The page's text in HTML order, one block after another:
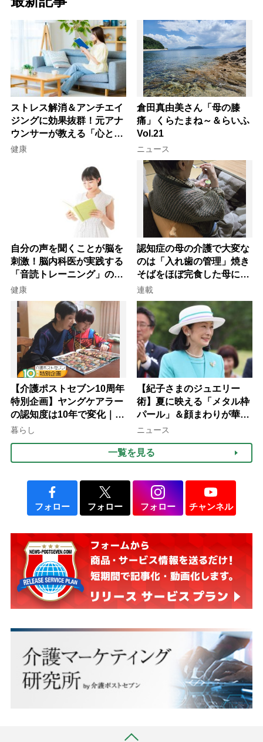
ストレス解消＆アンチエイ
ジングに効果抜群！元アナ
ウンサーが教える「心と体
を元気にする音読の習慣」
健康
倉田真由美さん「母の膝
痛」くらたまね～＆らいふ
Vol.21
ニュース
自分の声を聞くことが脳を
刺激！脳内科医が実践する
「音読トレーニング」の極
意
健康
認知症の母の介護で大変な
のは「入れ歯の管理」焼き
そばをほぼ完食した母に息
子が血の気が引いた理由
連載
【介護ポストセブン10周年
特別企画】ヤングケアラー
の認知度は10年で変化｜流
行語大賞にノミネート、法
暮らし
【紀子さまのジュエリー
術】夏に映える「メタル枠
パール」＆顔まわりが華や
ぐ「揺れる一粒」の使い分
ニュース
一覧を見る
フォロー フォロー フォロー チャンネル